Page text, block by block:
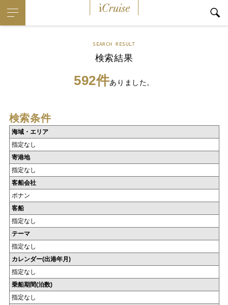
SEARCH RESULT
検索結果
592件ありました。
検索条件
海域・エリア
指定なし
寄港地
指定なし
客船会社
ポナン
客船
指定なし
テーマ
指定なし
カレンダー(出港年月)
指定なし
乗船期間(泊数)
指定なし